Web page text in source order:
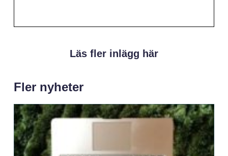
Läs fler inlägg här
Fler nyheter